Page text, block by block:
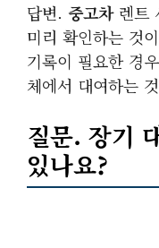
답변. 중고차렌트
미리 확인하는 것
기록이 필요한 경
체에서 대여하는
질문. 장기
있나요?